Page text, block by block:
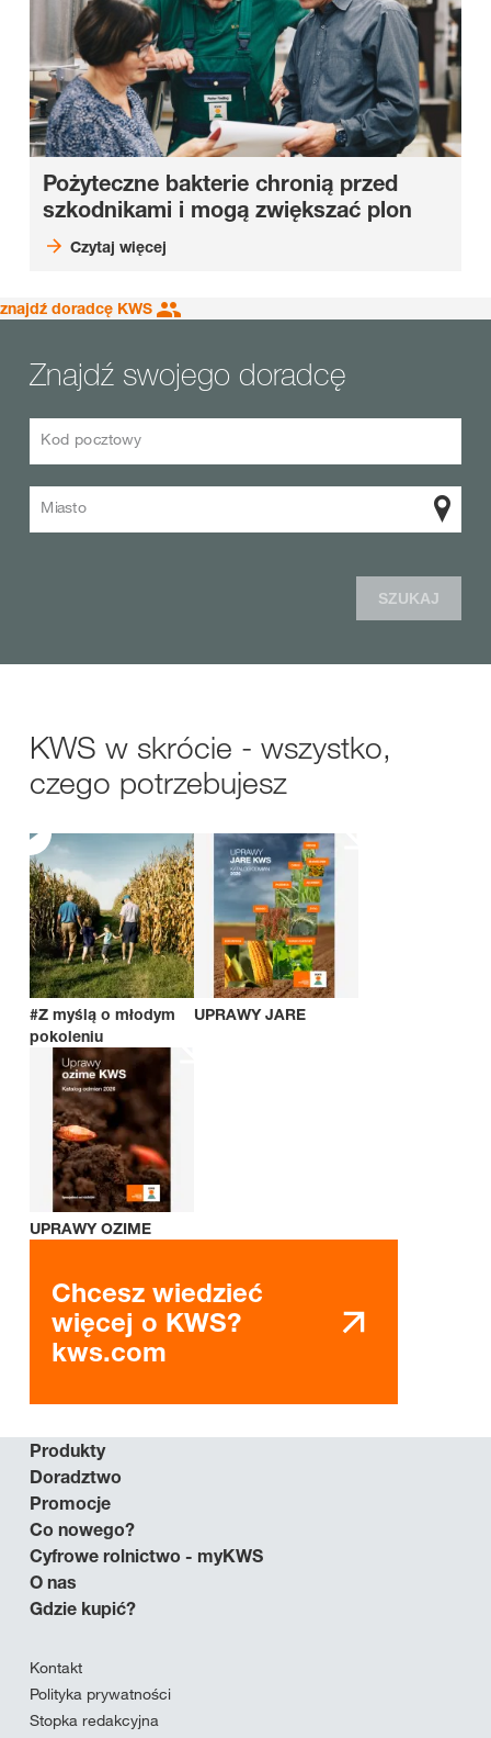
Pożyteczne bakterie chronią przed
szkodnikami i mogą zwiększać plon
Czytaj więcej
znajdź doradcę KWS
Znajdź swojego doradcę
Kod pocztowy
Miasto
SZUKAJ
KWS w skrócie - wszystko,
czego potrzebujesz
#Z myślą o młodym
pokoleniu
UPRAWY JARE
UPRAWY OZIME
Chcesz wiedzieć
więcej o KWS?
kws.com
Produkty
Doradztwo
Promocje
Co nowego?
Cyfrowe rolnictwo - myKWS
O nas
Gdzie kupić?
Kontakt
Polityka prywatności
Stopka redakcyjna